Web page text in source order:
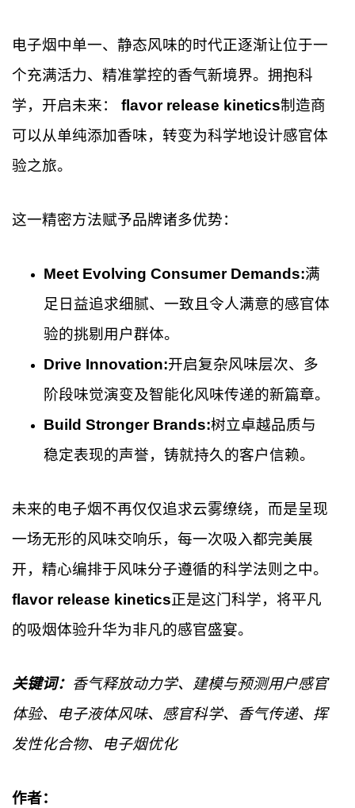
电子烟中单一、静态风味的时代正逐渐让位于一
个充满活力、精准掌控的香气新境界。拥抱科
学，开启未来： flavor release kinetics制造商
可以从单纯添加香味，转变为科学地设计感官体
验之旅。
这一精密方法赋予品牌诸多优势：
Meet Evolving Consumer Demands:满
足日益追求细腻、一致且令人满意的感官体
验的挑剔用户群体。
Drive Innovation:开启复杂风味层次、多
阶段味觉演变及智能化风味传递的新篇章。
Build Stronger Brands:树立卓越品质与
稳定表现的声誉，铸就持久的客户信赖。
未来的电子烟不再仅仅追求云雾缭绕，而是呈现
一场无形的风味交响乐，每一次吸入都完美展
开，精心编排于风味分子遵循的科学法则之中。
flavor release kinetics正是这门科学，将平凡
的吸烟体验升华为非凡的感官盛宴。
关键词： 香气释放动力学、建模与预测用户感官
体验、电子液体风味、感官科学、香气传递、挥
发性化合物、电子烟优化
作者：